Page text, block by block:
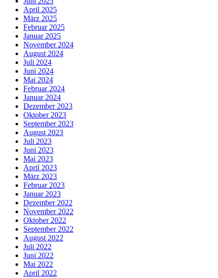
April 2025
März 2025
Februar 2025
Januar 2025
November 2024
August 2024
Juli 2024
Juni 2024
Mai 2024
Februar 2024
Januar 2024
Dezember 2023
Oktober 2023
September 2023
August 2023
Juli 2023
Juni 2023
Mai 2023
April 2023
März 2023
Februar 2023
Januar 2023
Dezember 2022
November 2022
Oktober 2022
September 2022
August 2022
Juli 2022
Juni 2022
Mai 2022
April 2022